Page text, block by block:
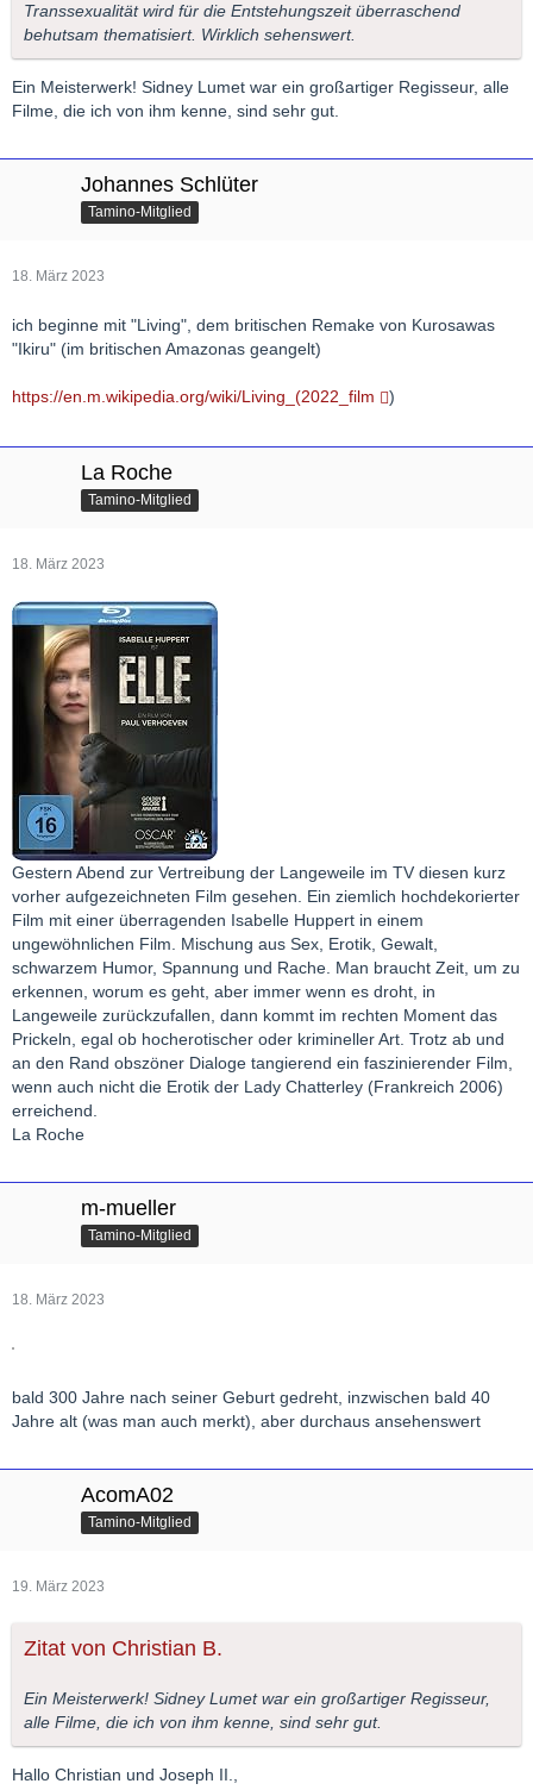
Transsexualität wird für die Entstehungszeit überraschend
behutsam thematisiert. Wirklich sehenswert.
Ein Meisterwerk! Sidney Lumet war ein großartiger Regisseur, alle
Filme, die ich von ihm kenne, sind sehr gut.
Johannes Schlüter
Tamino-Mitglied
18. März 2023
ich beginne mit "Living", dem britischen Remake von Kurosawas
"Ikiru" (im britischen Amazonas geangelt)
https://en.m.wikipedia.org/wiki/Living_(2022_film )
La Roche
Tamino-Mitglied
18. März 2023
Gestern Abend zur Vertreibung der Langeweile im TV diesen kurz
vorher aufgezeichneten Film gesehen. Ein ziemlich hochdekorierter
Film mit einer überragenden Isabelle Huppert in einem
ungewöhnlichen Film. Mischung aus Sex, Erotik, Gewalt,
schwarzem Humor, Spannung und Rache. Man braucht Zeit, um zu
erkennen, worum es geht, aber immer wenn es droht, in
Langeweile zurückzufallen, dann kommt im rechten Moment das
Prickeln, egal ob hocherotischer oder krimineller Art. Trotz ab und
an den Rand obszöner Dialoge tangierend ein faszinierender Film,
wenn auch nicht die Erotik der Lady Chatterley (Frankreich 2006)
erreichend.
La Roche
m-mueller
Tamino-Mitglied
18. März 2023
bald 300 Jahre nach seiner Geburt gedreht, inzwischen bald 40
Jahre alt (was man auch merkt), aber durchaus ansehenswert
AcomA02
Tamino-Mitglied
19. März 2023
Zitat von Christian B.
Ein Meisterwerk! Sidney Lumet war ein großartiger Regisseur,
alle Filme, die ich von ihm kenne, sind sehr gut.
Hallo Christian und Joseph II.,